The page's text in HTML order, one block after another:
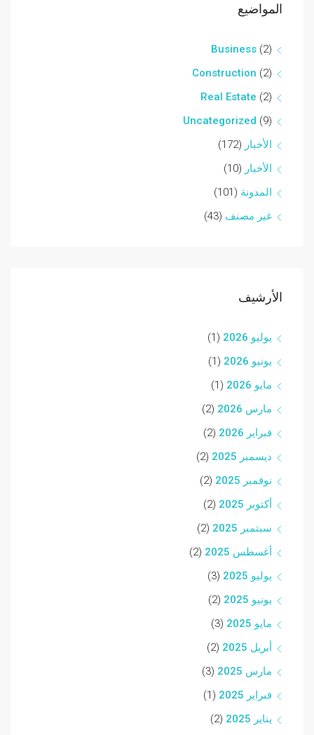
المواضيع
Business (2)
Construction (2)
Real Estate (2)
Uncategorized (9)
الأخبار (172)
الأخبار (10)
المدونة (101)
غير مصنف (43)
الأرشيف
يوليو 2026
(1)
يونيو 2026
(1)
مايو 2026
(1)
مارس 2026
(2)
فبراير 2026
(2)
ديسمبر 2025
(2)
نوفمبر 2025
(2)
أكتوبر 2025
(2)
سبتمبر 2025
(2)
أغسطس 2025
(2)
يوليو 2025
(3)
يونيو 2025
(2)
مايو 2025
(3)
أبريل 2025
(2)
مارس 2025
(3)
فبراير 2025
(1)
يناير 2025
(2)